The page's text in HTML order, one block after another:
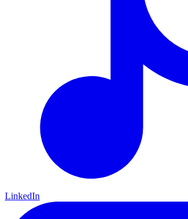
LinkedIn